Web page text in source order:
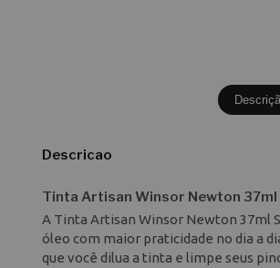
Descricao
Tinta Artisan Winsor Newton 37ml
A Tinta Artisan Winsor Newton 37ml
óleo com maior praticidade no dia a
que você dilua a tinta e limpe seus